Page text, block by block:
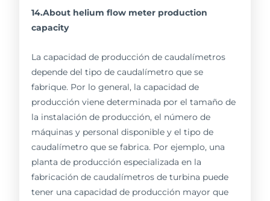
14.About helium flow meter production
capacity
La capacidad de producción de caudalímetros
depende del tipo de caudalímetro que se
fabrique. Por lo general, la capacidad de
producción viene determinada por el tamaño de
la instalación de producción, el número de
máquinas y personal disponible y el tipo de
caudalímetro que se fabrica. Por ejemplo, una
planta de producción especializada en la
fabricación de caudalímetros de turbina puede
tener una capacidad de producción mayor que